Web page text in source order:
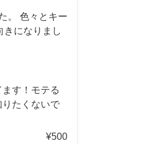
。 色々とキー
きになりまし
す！モテる
たくないで
¥500